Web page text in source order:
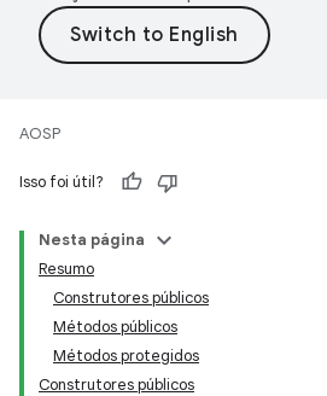
AOSP
Isso foi útil?
Nesta página
Resumo
Construtores públicos
Métodos públicos
Métodos protegidos
Construtores públicos